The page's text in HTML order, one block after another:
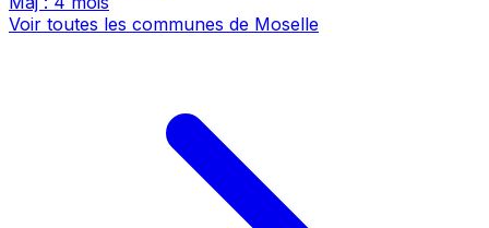
Voir toutes les communes de Moselle